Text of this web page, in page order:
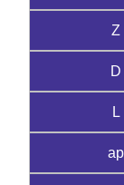
Z
D
L
ap